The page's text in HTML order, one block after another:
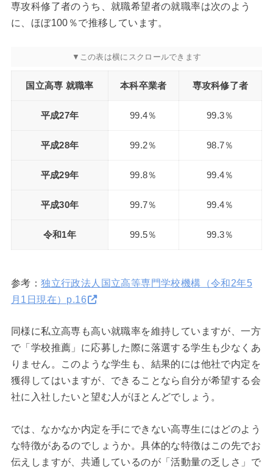
専攻科修了者のうち、就職希望者の就職率は次のよう
に、ほぼ100％で推移しています。
国立高専 就職率 本科卒業者 専攻科修了者
平成27年 99.4％ 99.3％
平成28年 99.2％ 98.7％
平成29年 99.8％ 99.4％
平成30年 99.7％ 99.4％
令和1年 99.5％ 99.3％
参考：独立行政法人国立高等専門学校機構（令和2年5
月1日現在）p.16
同様に私立高専も高い就職率を維持していますが、一方
で「学校推薦」に応募した際に落選する学生も少なくあ
りません。このような学生も、結果的には他社で内定を
獲得してはいますが、できることなら自分が希望する会
社に入社したいと望む人がほとんどでしょう。
では、なかなか内定を手にできない高専生にはどのよう
な特徴があるのでしょうか。具体的な特徴はこの先でお
伝えしますが、共通しているのが「活動量の乏しさ」で